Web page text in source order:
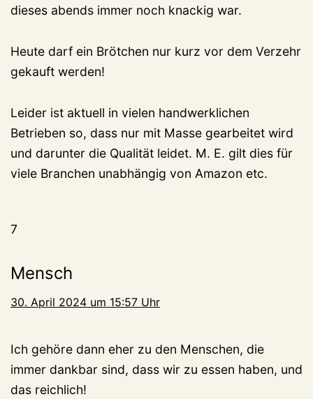
dieses abends immer noch knackig war.
Heute darf ein Brötchen nur kurz vor dem Verzehr
gekauft werden!
Leider ist aktuell in vielen handwerklichen
Betrieben so, dass nur mit Masse gearbeitet wird
und darunter die Qualität leidet. M. E. gilt dies für
viele Branchen unabhängig von Amazon etc.
7
Mensch
30. April 2024 um 15:57 Uhr
Ich gehöre dann eher zu den Menschen, die
immer dankbar sind, dass wir zu essen haben, und
das reichlich!